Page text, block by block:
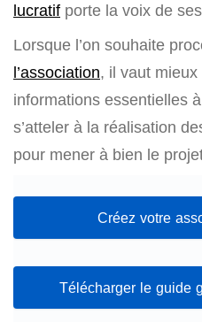
lucratif porte la voix de
Lorsque l’on souhaite
l’association, il vaut
informations essentielles
s’atteler à la réalisation
pour mener à bien le
Créez votre
Télécharger le guide